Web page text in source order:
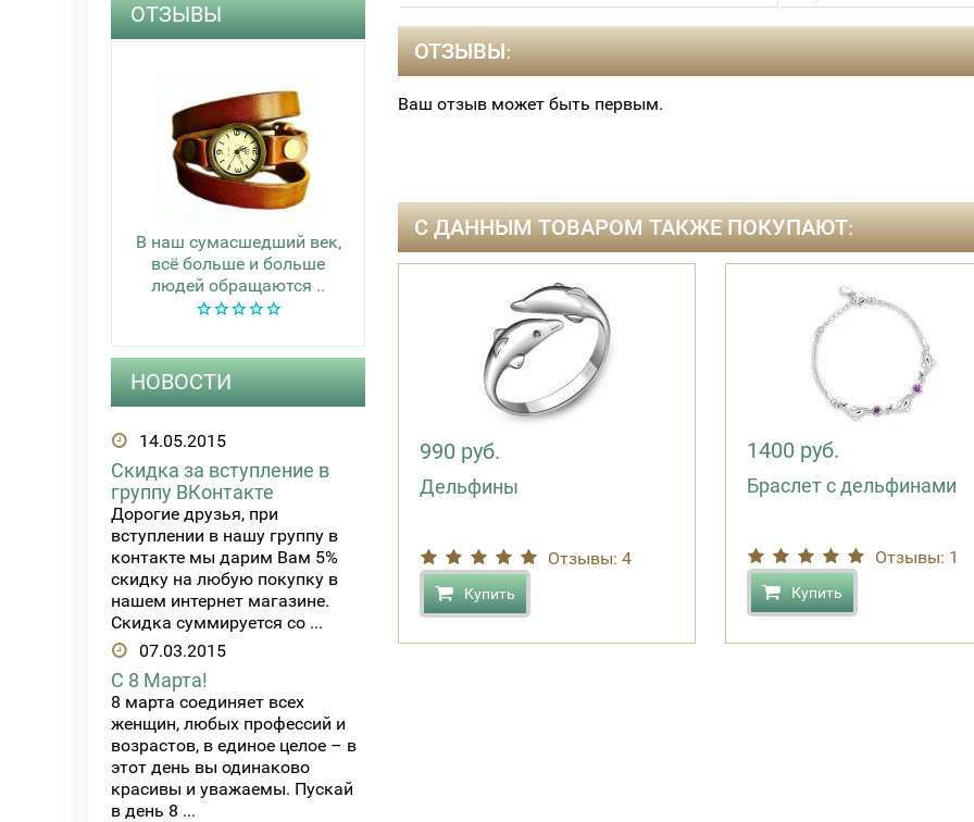
ОТЗЫВЫ
В наш сумасшедший век,
всё больше и больше
людей обращаются ..
НОВОСТИ
14.05.2015
Скидка за вступление в
группу ВКонтакте
Дорогие друзья, при
вступлении в нашу группу в
контакте мы дарим Вам 5%
скидку на любую покупку в
нашем интернет магазине.
Скидка суммируется со ...
07.03.2015
С 8 Марта!
8 марта соединяет всех
женщин, любых профессий и
возрастов, в единое целое – в
этот день вы одинаково
красивы и уважаемы. Пускай
в день 8 ...
ОТЗЫВЫ:
Ваш отзыв может быть первым.
С ДАННЫМ ТОВАРОМ ТАКЖЕ ПОКУПАЮТ:
990 руб.
Дельфины
Отзывы: 4
Купить
1400 руб.
Браслет с дельфинами
Отзывы: 1
Купить